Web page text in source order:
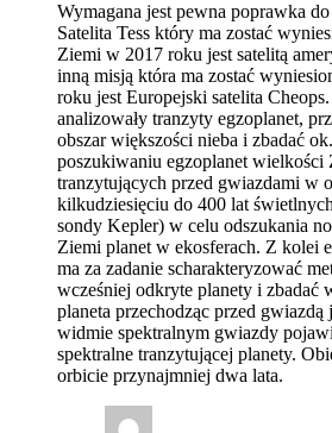
Wymagana jest pewna poprawka
Satelita Tess który ma zostać
Ziemi w 2017 roku jest satelitą
inną misją która ma zostać
roku jest Europejski satelita
analizowały tranzyty egzoplanet,
obszar większości nieba i zbadać
poszukiwaniu egzoplanet wielkości
tranzytujących przed gwiazdami w
kilkudziesięciu do 400 lat
sondy Kepler) w celu odszukania
Ziemi planet w ekosferach. Z kolei
ma za zadanie scharakteryzować
wcześniej odkryte planety i zbadać
planeta przechodząc przed gwiazdą
widmie spektralnym gwiazdy
spektralne tranzytującej planety.
orbicie przynajmniej dwa lata.